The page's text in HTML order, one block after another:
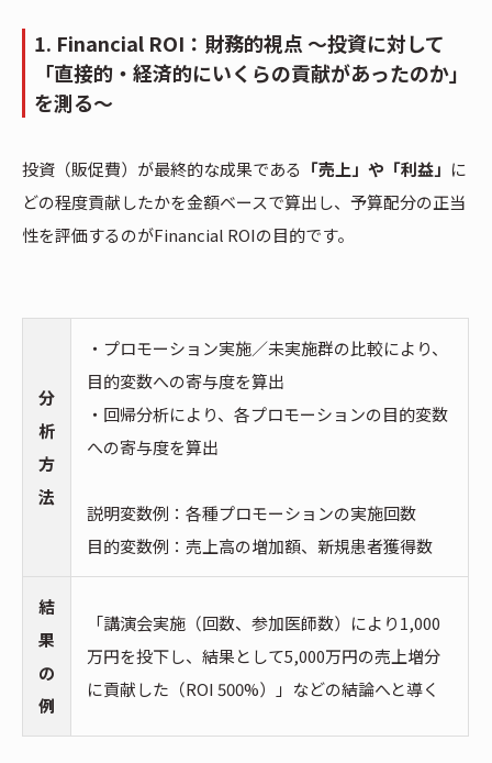
1. Financial ROI：財務的視点 〜投資に対して
「直接的・経済的にいくらの貢献があったのか」
を測る〜
投資（販促費）が最終的な成果である 「売上」や「利益」 に
どの程度貢献したかを金額ベースで算出し、予算配分の正当
性を評価するのがFinancial ROIの目的です。
分
析
方
法
・プロモーション実施／未実施群の比較により、
目的変数への寄与度を算出
・回帰分析により、各プロモーションの目的変数
への寄与度を算出
説明変数例：各種プロモーションの実施回数
目的変数例：売上高の増加額、新規患者獲得数
結
果
の
例
「講演会実施（回数、参加医師数）により1,000
万円を投下し、結果として5,000万円の売上増分
に貢献した（ROI 500%）」などの結論へと導く